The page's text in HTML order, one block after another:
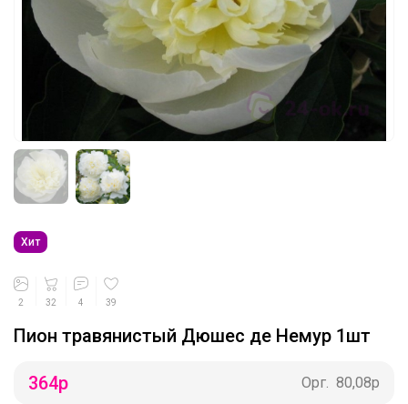
Хит
2 32 4 39
Пион травянистый Дюшес де Немур 1шт
364р Орг. 80,08р